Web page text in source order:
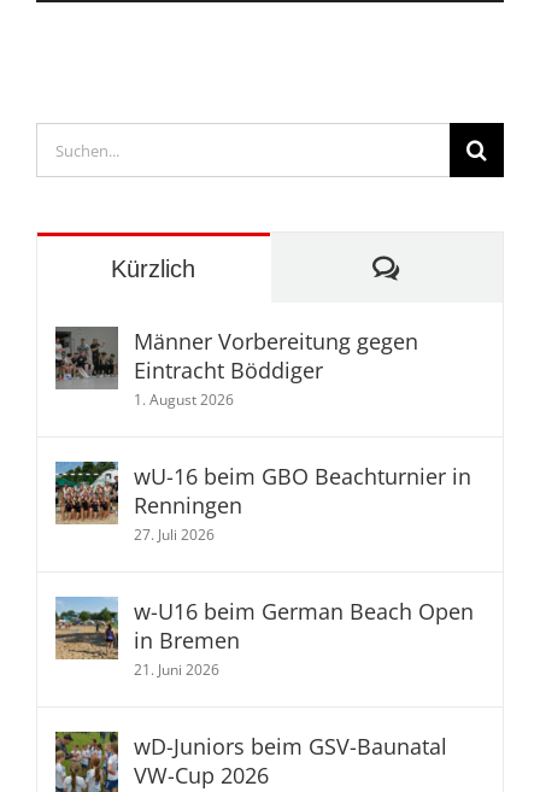
Suche
nach:
Kürzlich Kommentare
Männer Vorbereitung gegen
Eintracht Böddiger
1. August 2026
wU-16 beim GBO Beachturnier in
Renningen
27. Juli 2026
w-U16 beim German Beach Open
in Bremen
21. Juni 2026
wD-Juniors beim GSV-Baunatal
VW-Cup 2026